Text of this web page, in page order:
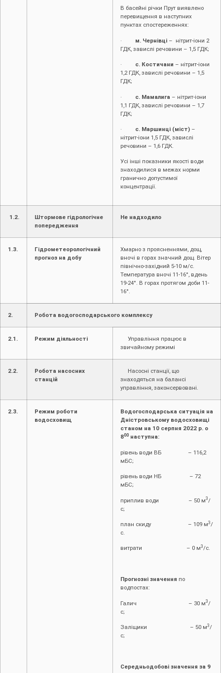
В басейні річки Прут виявлено
перевищення в наступних
пунктах спостереженнях:
· м. Чернівці – нітрит-іони 2
ГДК, завислі речовини – 1,5 ГДК;
· с. Костичани – нітрит-іони
1,2 ГДК, завислі речовини – 1,5
ГДК;
· с. Мамалига – нітрит-іони
1,1 ГДК, завислі речовини – 1,7
ГДК;
· с. Маршинці (міст) –
нітрит-іони 1,5 ГДК, завислі
речовини – 1,6 ГДК.
Усі інші показники якості води
знаходилися в межах норми
гранично допустимої
концентрації.
1.2.
Штормове гідрологічне
попередження
Не надходило
1.3.
Гідрометеорологічний
прогноз на добу
Хмарно з проясненнями, дощ,
вночі в горах значний дощ. Вітер
північно-західний 5-10 м/с.
Температура вночі 11-16°, вдень
19-24°. В горах протягом доби 11-
16°.
2. Робота водогосподарського комплексу
2.1. Режим діяльності
Управління працює в
звичайному режимі
2.2.
Робота насосних
станцій
Насосні станції, що
знаходяться на балансі
управління, законсервовані.
2.3.
Режим роботи
водосховищ
Водогосподарська ситуація на
Дністровському водосховищі
станом на 10 серпня 2022 р. о
800 наступна:
рівень води ВБ – 116,2
мБС;
рівень води НБ – 72
мБС;
приплив води – 50 м3 /
с;
план скиду – 109 м3/
с.
витрати – 0 м3/с.
Прогнозні значення по
водпостах:
Галич – 30 м3 /
с;
Заліщики – 50 м3/
с;
Середньодобові значення за 9